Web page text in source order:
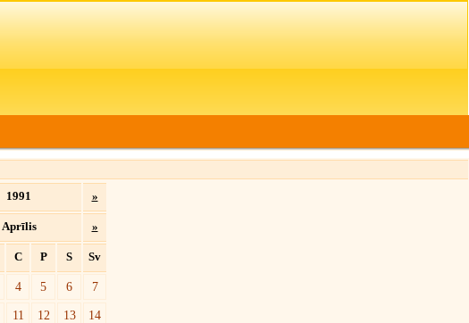
1991 »
Aprīlis »
C P S Sv
4 5 6
7
11 12 13
14